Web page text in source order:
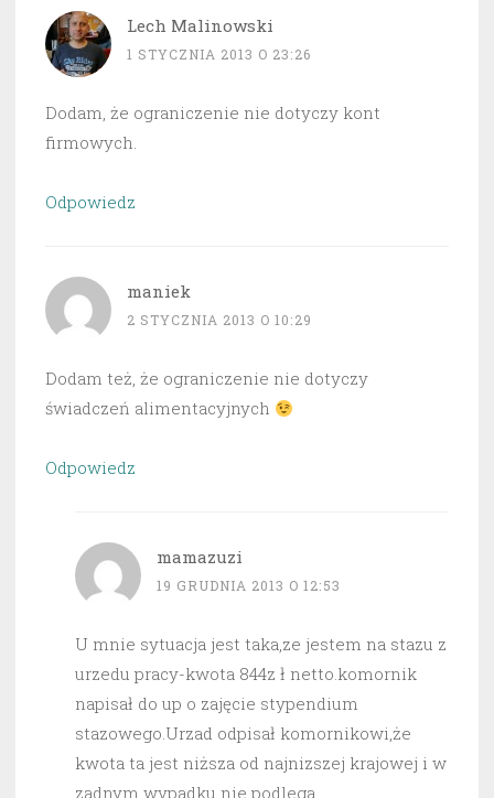
Lech Malinowski
1 STYCZNIA 2013 O 23:26
Dodam, że ograniczenie nie dotyczy kont
firmowych.
Odpowiedz
maniek
2 STYCZNIA 2013 O 10:29
Dodam też, że ograniczenie nie dotyczy
świadczeń alimentacyjnych
Odpowiedz
mamazuzi
19 GRUDNIA 2013 O 12:53
U mnie sytuacja jest taka,ze jestem na stazu z
urzedu pracy-kwota 844z ł netto.komornik
napisał do up o zajęcie stypendium
stazowego.Urzad odpisał komornikowi,że
kwota ta jest niższa od najnizszej krajowej i w
zadnym wypadku nie podlega